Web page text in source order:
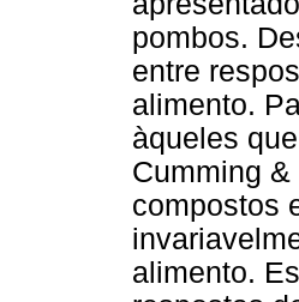
pombos.
entre
alimento.
àqueles
Cumming
compostos
alimento.